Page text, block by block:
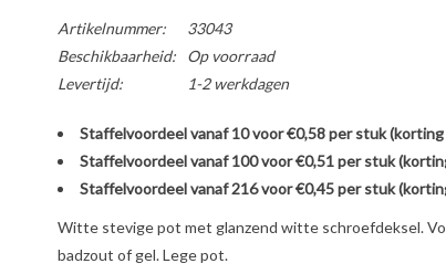
Artikelnummer:
33043
Beschikbaarheid:
Op voorraad
Levertijd:
1-2 werkdagen
Staffelvoordeel vanaf 10 voor €0,58 per stuk (korting
Staffelvoordeel vanaf 100 voor €0,51 per stuk
Staffelvoordeel vanaf 216 voor €0,45 per stuk
Witte stevige pot met glanzend witte schroefdeksel.
badzout of gel. Lege pot.